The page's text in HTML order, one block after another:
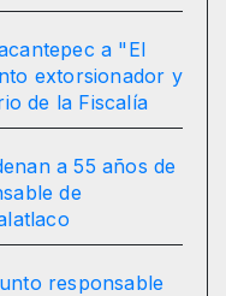
a "El
extorsionador y
de la Fiscalía
a 55 años de
de
responsable